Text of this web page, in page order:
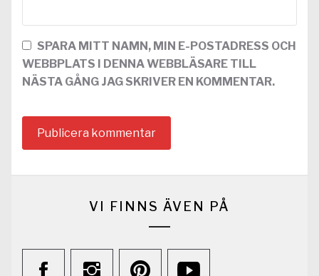
SPARA MITT NAMN, MIN E-POSTADRESS OCH
WEBBPLATS I DENNA WEBBLÄSARE TILL
NÄSTA GÅNG JAG SKRIVER EN KOMMENTAR.
VI FINNS ÄVEN PÅ